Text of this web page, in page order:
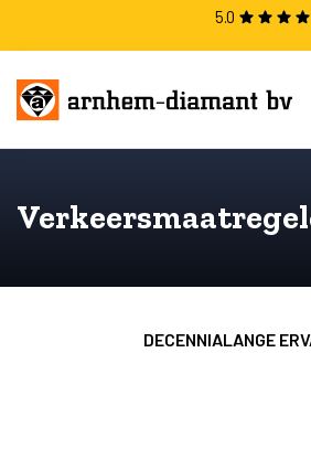
5.0
DECENNIALANGE